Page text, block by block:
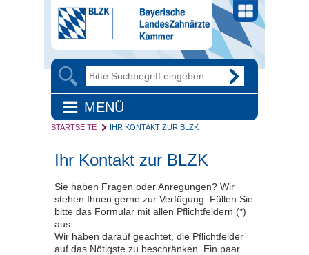
MENÜ
STARTSEITE IHR KONTAKT ZUR BLZK
Ihr Kontakt zur BLZK
Sie haben Fragen oder Anregungen? Wir
stehen Ihnen gerne zur Verfügung. Füllen Sie
bitte das Formular mit allen Pflichtfeldern (*)
aus.
Wir haben darauf geachtet, die Pflichtfelder
auf das Nötigste zu beschränken. Ein paar